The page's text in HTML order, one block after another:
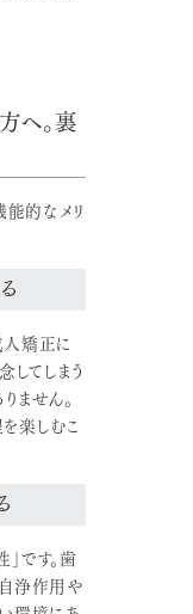
へ。裏
能的なメリ
人矯正に
してしまう
ません。
楽しむこ
です。歯
浄作用や